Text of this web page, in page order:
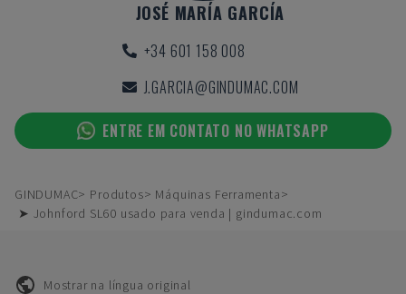
JOSÉ MARÍA GARCÍA
+34 601 158 008
J.GARCIA@GINDUMAC.COM
ENTRE EM CONTATO NO WHATSAPP
GINDUMAC Produtos
Máquinas Ferramenta
➤ Johnford SL60 usado para venda | gindumac.com
Mostrar na língua original